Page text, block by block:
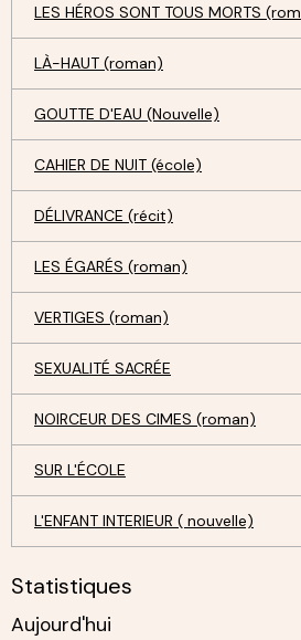
LES HÉROS SONT TOUS MORTS (rom
LÀ-HAUT (roman)
GOUTTE D'EAU (Nouvelle)
CAHIER DE NUIT (école)
DÉLIVRANCE (récit)
LES ÉGARÉS (roman)
VERTIGES (roman)
SEXUALITÉ SACRÉE
NOIRCEUR DES CIMES (roman)
SUR L'ÉCOLE
L'ENFANT INTERIEUR ( nouvelle)
Statistiques
Aujourd'hui